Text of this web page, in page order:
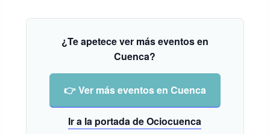
¿Te apetece ver más eventos en
Cuenca?
👉 Ver más eventos en Cuenca
Ir a la portada de Ociocuenca